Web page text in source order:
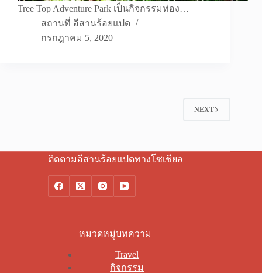
Tree Top Adventure Park เป็นกิจกรรมท่อง…
สถานที่ อีสานร้อยแปด
กรกฎาคม 5, 2020
NEXT
ติดตามอีสานร้อยแปดทางโซเชียล
หมวดหมู่บทความ
Travel
กิจกรรม